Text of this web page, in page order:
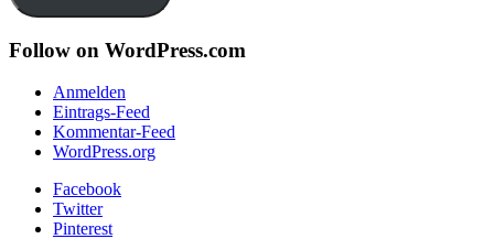
Follow on WordPress.com
Anmelden
Eintrags-Feed
Kommentar-Feed
WordPress.org
Facebook
Twitter
Pinterest